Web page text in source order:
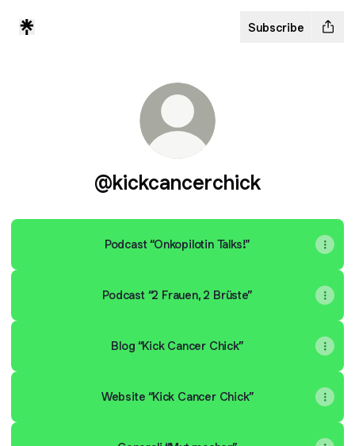
Subscribe
@kickcancerchick
Podcast “Onkopilotin Talks!”
Podcast “2 Frauen, 2 Brüste”
Blog “Kick Cancer Chick”
Website “Kick Cancer Chick”